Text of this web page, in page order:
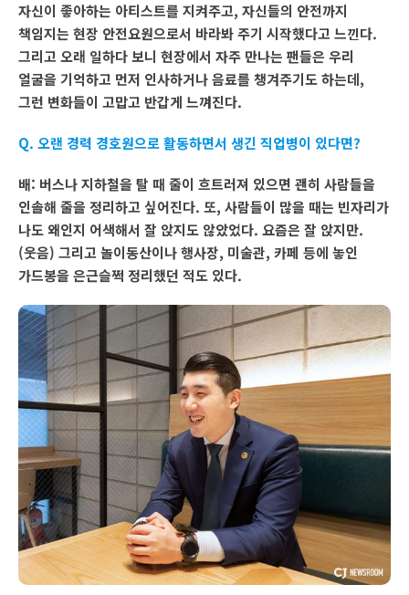
자신이 좋아하는 아티스트를 지켜주고, 자신들의 안전까지
책임지는 현장 안전요원으로서 바라봐 주기 시작했다고 느낀다.
그리고 오래 일하다 보니 현장에서 자주 만나는 팬들은 우리
얼굴을 기억하고 먼저 인사하거나 음료를 챙겨주기도 하는데,
그런 변화들이 고맙고 반갑게 느껴진다.
Q. 오랜 경력 경호원으로 활동하면서 생긴 직업병이 있다면?
배: 버스나 지하철을 탈 때 줄이 흐트러져 있으면 괜히 사람들을
인솔해 줄을 정리하고 싶어진다. 또, 사람들이 많을 때는 빈자리가
나도 왜인지 어색해서 잘 앉지도 않았었다. 요즘은 잘 앉지만.
(웃음) 그리고 놀이동산이나 행사장, 미술관, 카페 등에 놓인
가드봉을 은근슬쩍 정리했던 적도 있다.